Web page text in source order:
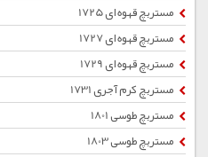
مستربچ قهوه ای 1725
مستربچ قهوه ای 1727
مستربچ قهوه ای 1729
مستربچ کرم آجری 1731
مستربچ طوسی 1801
مستربچ طوسی 1803